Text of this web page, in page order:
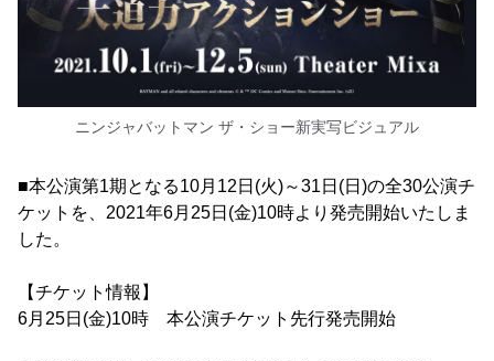
ニンジャバットマン ザ・ショー新実写ビジュアル
■本公演第1期となる10月12日(火)～31日(日)の全30公演チ
ケットを、2021年6月25日(金)10時より発売開始いたしま
した。
【チケット情報】
6月25日(金)10時 本公演チケット先行発売開始